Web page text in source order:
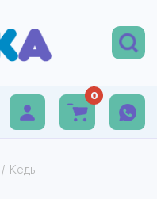
0
/ Кеды